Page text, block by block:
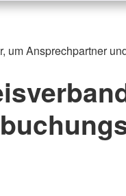
um Ansprechpartner